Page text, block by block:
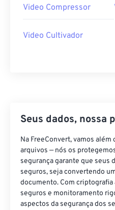
Video Compressor
Video Cultivador
Seus dados, nossa
Na FreeConvert, vamos
arquivos — nós os
segurança garante que seus
seguros, seja convertendo
documento. Com criptografia
seguros e monitoramento
aspectos da segurança dos